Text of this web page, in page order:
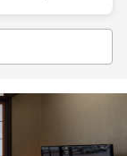
ドアッププ
OUT10:00
大5％OFF
食付プラン
OUT10:00
¥22,320~